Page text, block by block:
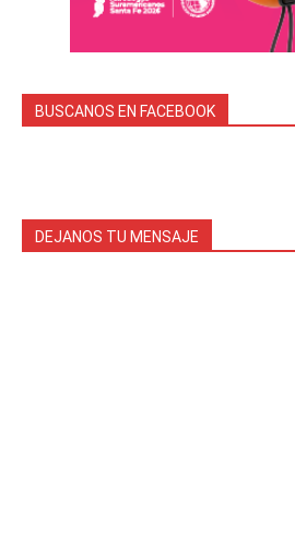
BUSCANOS EN FACEBOOK
DEJANOS TU MENSAJE